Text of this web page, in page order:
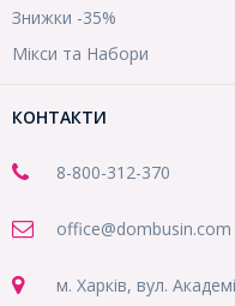
Знижки -35%
Мікси та Набори
КОНТАКТИ
8-800-312-370
office@dombusin.com
м. Харків, вул.